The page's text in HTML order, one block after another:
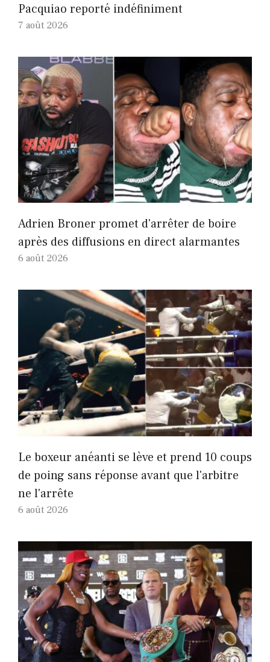
Pacquiao reporté indéfiniment
7 août 2026
Adrien Broner promet d'arrêter de boire
après des diffusions en direct alarmantes
6 août 2026
Le boxeur anéanti se lève et prend 10 coups
de poing sans réponse avant que l'arbitre
ne l'arrête
6 août 2026